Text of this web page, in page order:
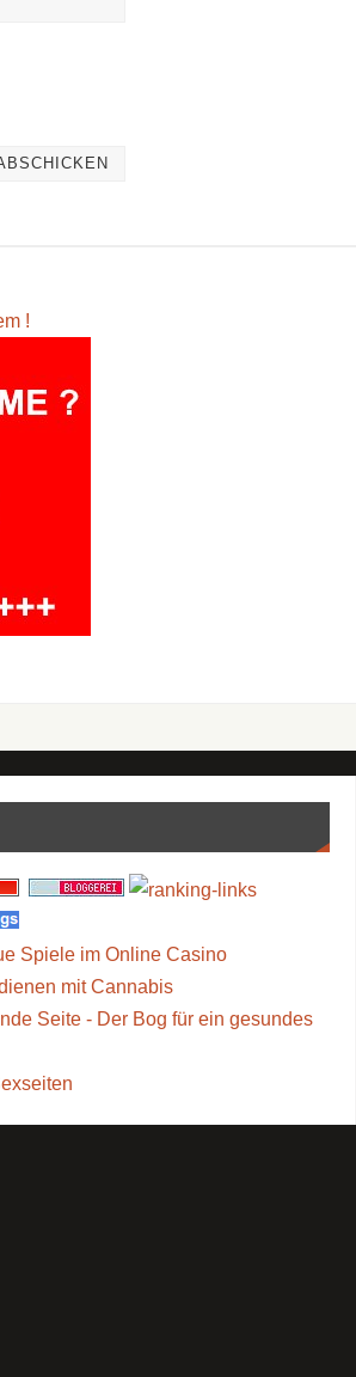
!
Spiele im Online Casino
mit Cannabis
Seite - Der Bog für ein gesundes